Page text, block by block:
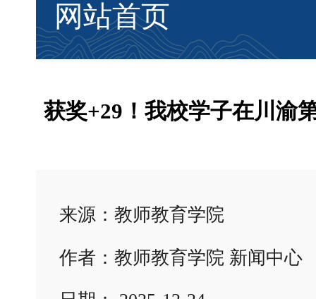
网站首页
获奖+29！我校学子在川渝
来源：教师教育学院
作者：教师教育学院 新闻中心